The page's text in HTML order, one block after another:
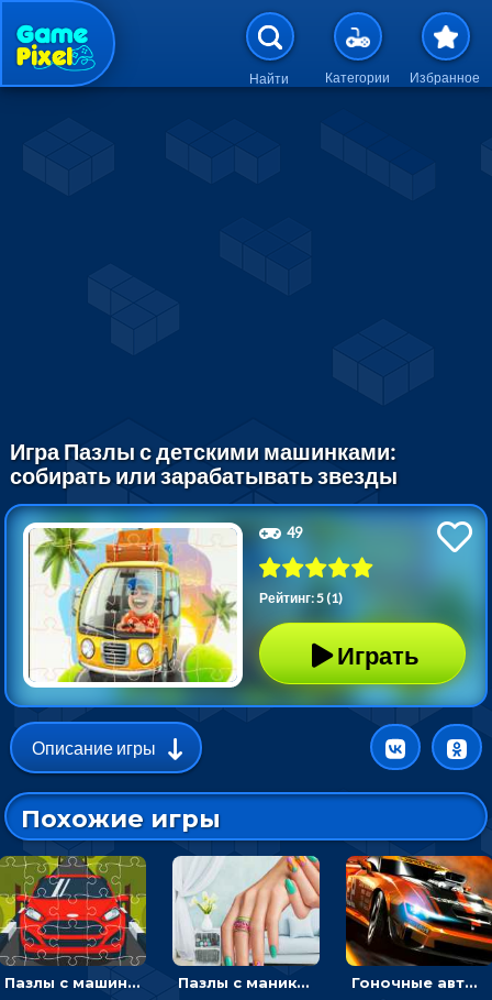
Перейти к основному
Найти Категории Избранное
Игра Пазлы с детскими машинками:
собирать или зарабатывать звезды
49
Рейтинг: 5 (1)
Играть
Описание игры
Похожие игры
Пазлы с машинами Форд: собирать картинки и открывать новые Пазлы с маникюром: собери идеальный рисунок для ногтей Гоночные авто в пазлах: разбей картинку и собери снова